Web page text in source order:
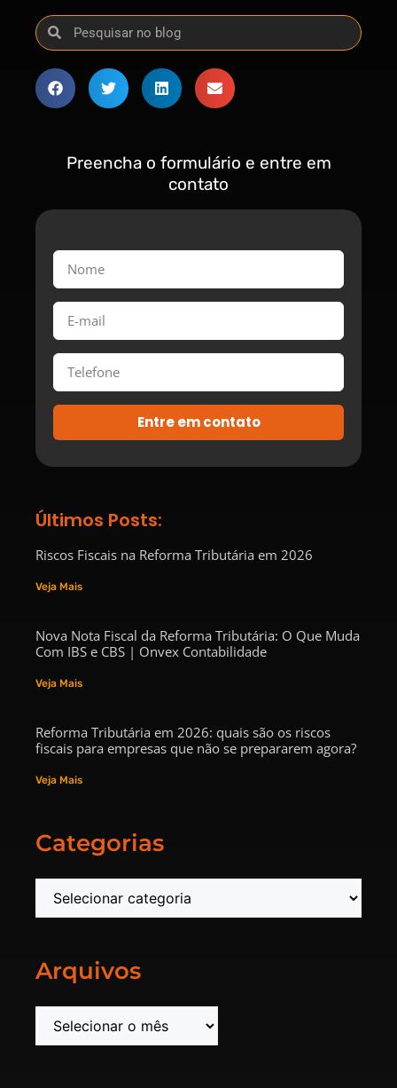
Preencha o formulário e entre em
contato
Entre em contato
Últimos Posts:
Riscos Fiscais na Reforma Tributária em 2026
Veja Mais
Nova Nota Fiscal da Reforma Tributária: O Que Muda
Com IBS e CBS | Onvex Contabilidade
Veja Mais
Reforma Tributária em 2026: quais são os riscos
fiscais para empresas que não se prepararem agora?
Veja Mais
Categorias
Arquivos